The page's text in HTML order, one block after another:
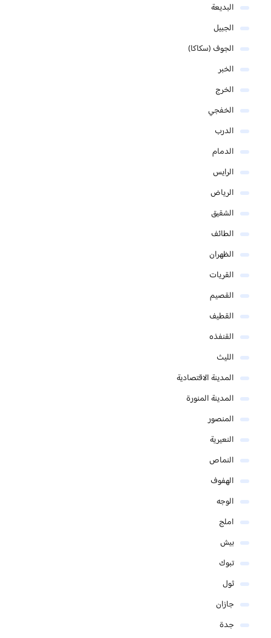
البديعة
الجبيل
الجوف (سكاكا)
الخبر
الخرج
الخفجي
الدرب
الدمام
الرايس
الرياض
الشقيق
الطائف
الظهران
القريات
القصيم
القطيف
القنفذه
الليث
المدينة الاقتصادية
المدينة المنورة
المنصور
النعيرية
النماص
الهفوف
الوجه
املج
بيش
تبوك
ثول
جازان
جدة